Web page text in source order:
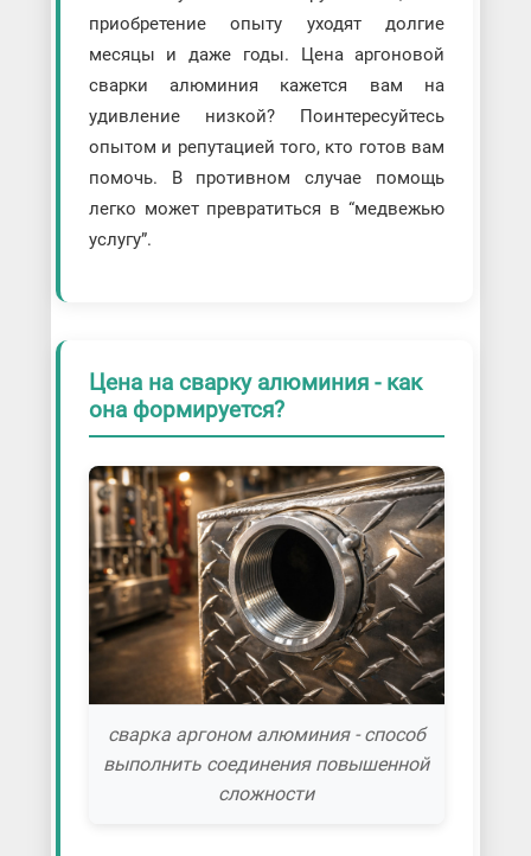
приобретение опыту уходят долгие
месяцы и даже годы. Цена аргоновой
сварки алюминия кажется вам на
удивление низкой? Поинтересуйтесь
опытом и репутацией того, кто готов вам
помочь. В противном случае помощь
легко может превратиться в “медвежью
услугу”.
Цена на сварку алюминия - как
она формируется?
сварка аргоном алюминия - способ
выполнить соединения повышенной
сложности